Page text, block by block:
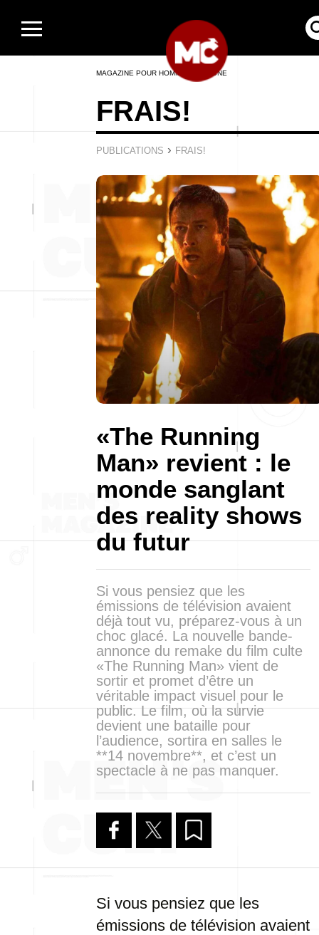
MAGAZINE POUR HOMMES EN LIGNE
FRAIS!
PUBLICATIONS › FRAIS!
«The Running
Man» revient : le
monde sanglant
des reality shows
du futur
Si vous pensiez que les
émissions de télévision avaient
déjà tout vu, préparez-vous à un
choc glacé. La nouvelle bande-
annonce du remake du film culte
«The Running Man» vient de
sortir et promet d’être un
véritable impact visuel pour le
public. Le film, où la survie
devient une bataille pour
l’audience, sortira en salles le
**14 novembre**, et c’est un
spectacle à ne pas manquer.
Si vous pensiez que les
émissions de télévision avaient